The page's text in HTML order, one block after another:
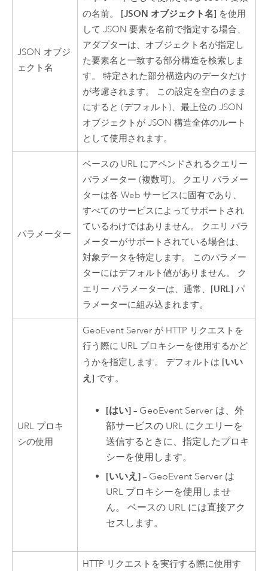
JSON オブジ
ェクト名
の名前。 [JSON オブジェクト名] を使用
して JSON 要素を名前で指定する場合、
アダプターは、オブジェクト名が指定し
た要素名と一致する部分構造を検索しま
す。 特定された部分構造内のデータだけ
が考慮されます。 この設定を空白のまま
にすると (デフォルト)、最上位の JSON
オブジェクトが JSON 構造全体のルート
として使用されます。
パラメーター
ベースの URL にアペンドされるクエリー
パラメーター (複数可)。 クエリ パラメー
ターは各 Web サービスに固有であり、
すべてのサービスによってサポートされ
ているわけではありません。 クエリ パラ
メーターがサポートされている場合は、
対象データを特定します。 このパラメー
ターにはデフォルト値がありません。 ク
エリー パラメーターは、通常、 [URL] パ
ラメーターに組み込まれます。
URL プロキ
シの使用
GeoEvent Server が HTTP リクエストを
行う際に URL プロキシーを使用するかど
うかを指定します。 デフォルトは [いい
え] です。
[はい] – GeoEvent Server は、外
部サービスの URL にクエリーを
送信するときに、指定したプロキ
シーを使用します。
[いいえ] – GeoEvent Server は
URL プロキシーを使用しませ
ん。 ベースの URL には直接アク
セスします。
HTTP リクエストを実行する際に使用す